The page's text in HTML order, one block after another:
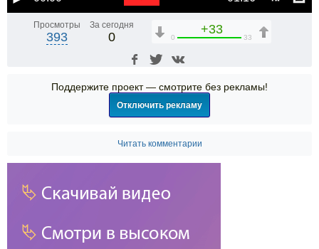
Просмотры
393
За сегодня
0
+33
0 33
Поддержите проект — смотрите без рекламы!
Отключить рекламу
Читать комментарии